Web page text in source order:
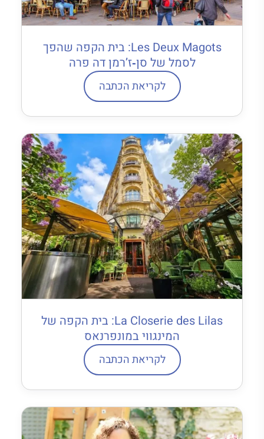
Les Deux Magots: בית הקפה שהפך
לסמל של סן‐ז’רמן דה פרה
לקריאת הכתבה
La Closerie des Lilas: בית הקפה של
המינגווי במונפרנאס
לקריאת הכתבה